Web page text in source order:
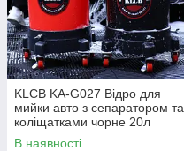
KLCB KA-G027 Відро для
мийки авто з сепаратором та
коліщатками чорне 20л
В наявності